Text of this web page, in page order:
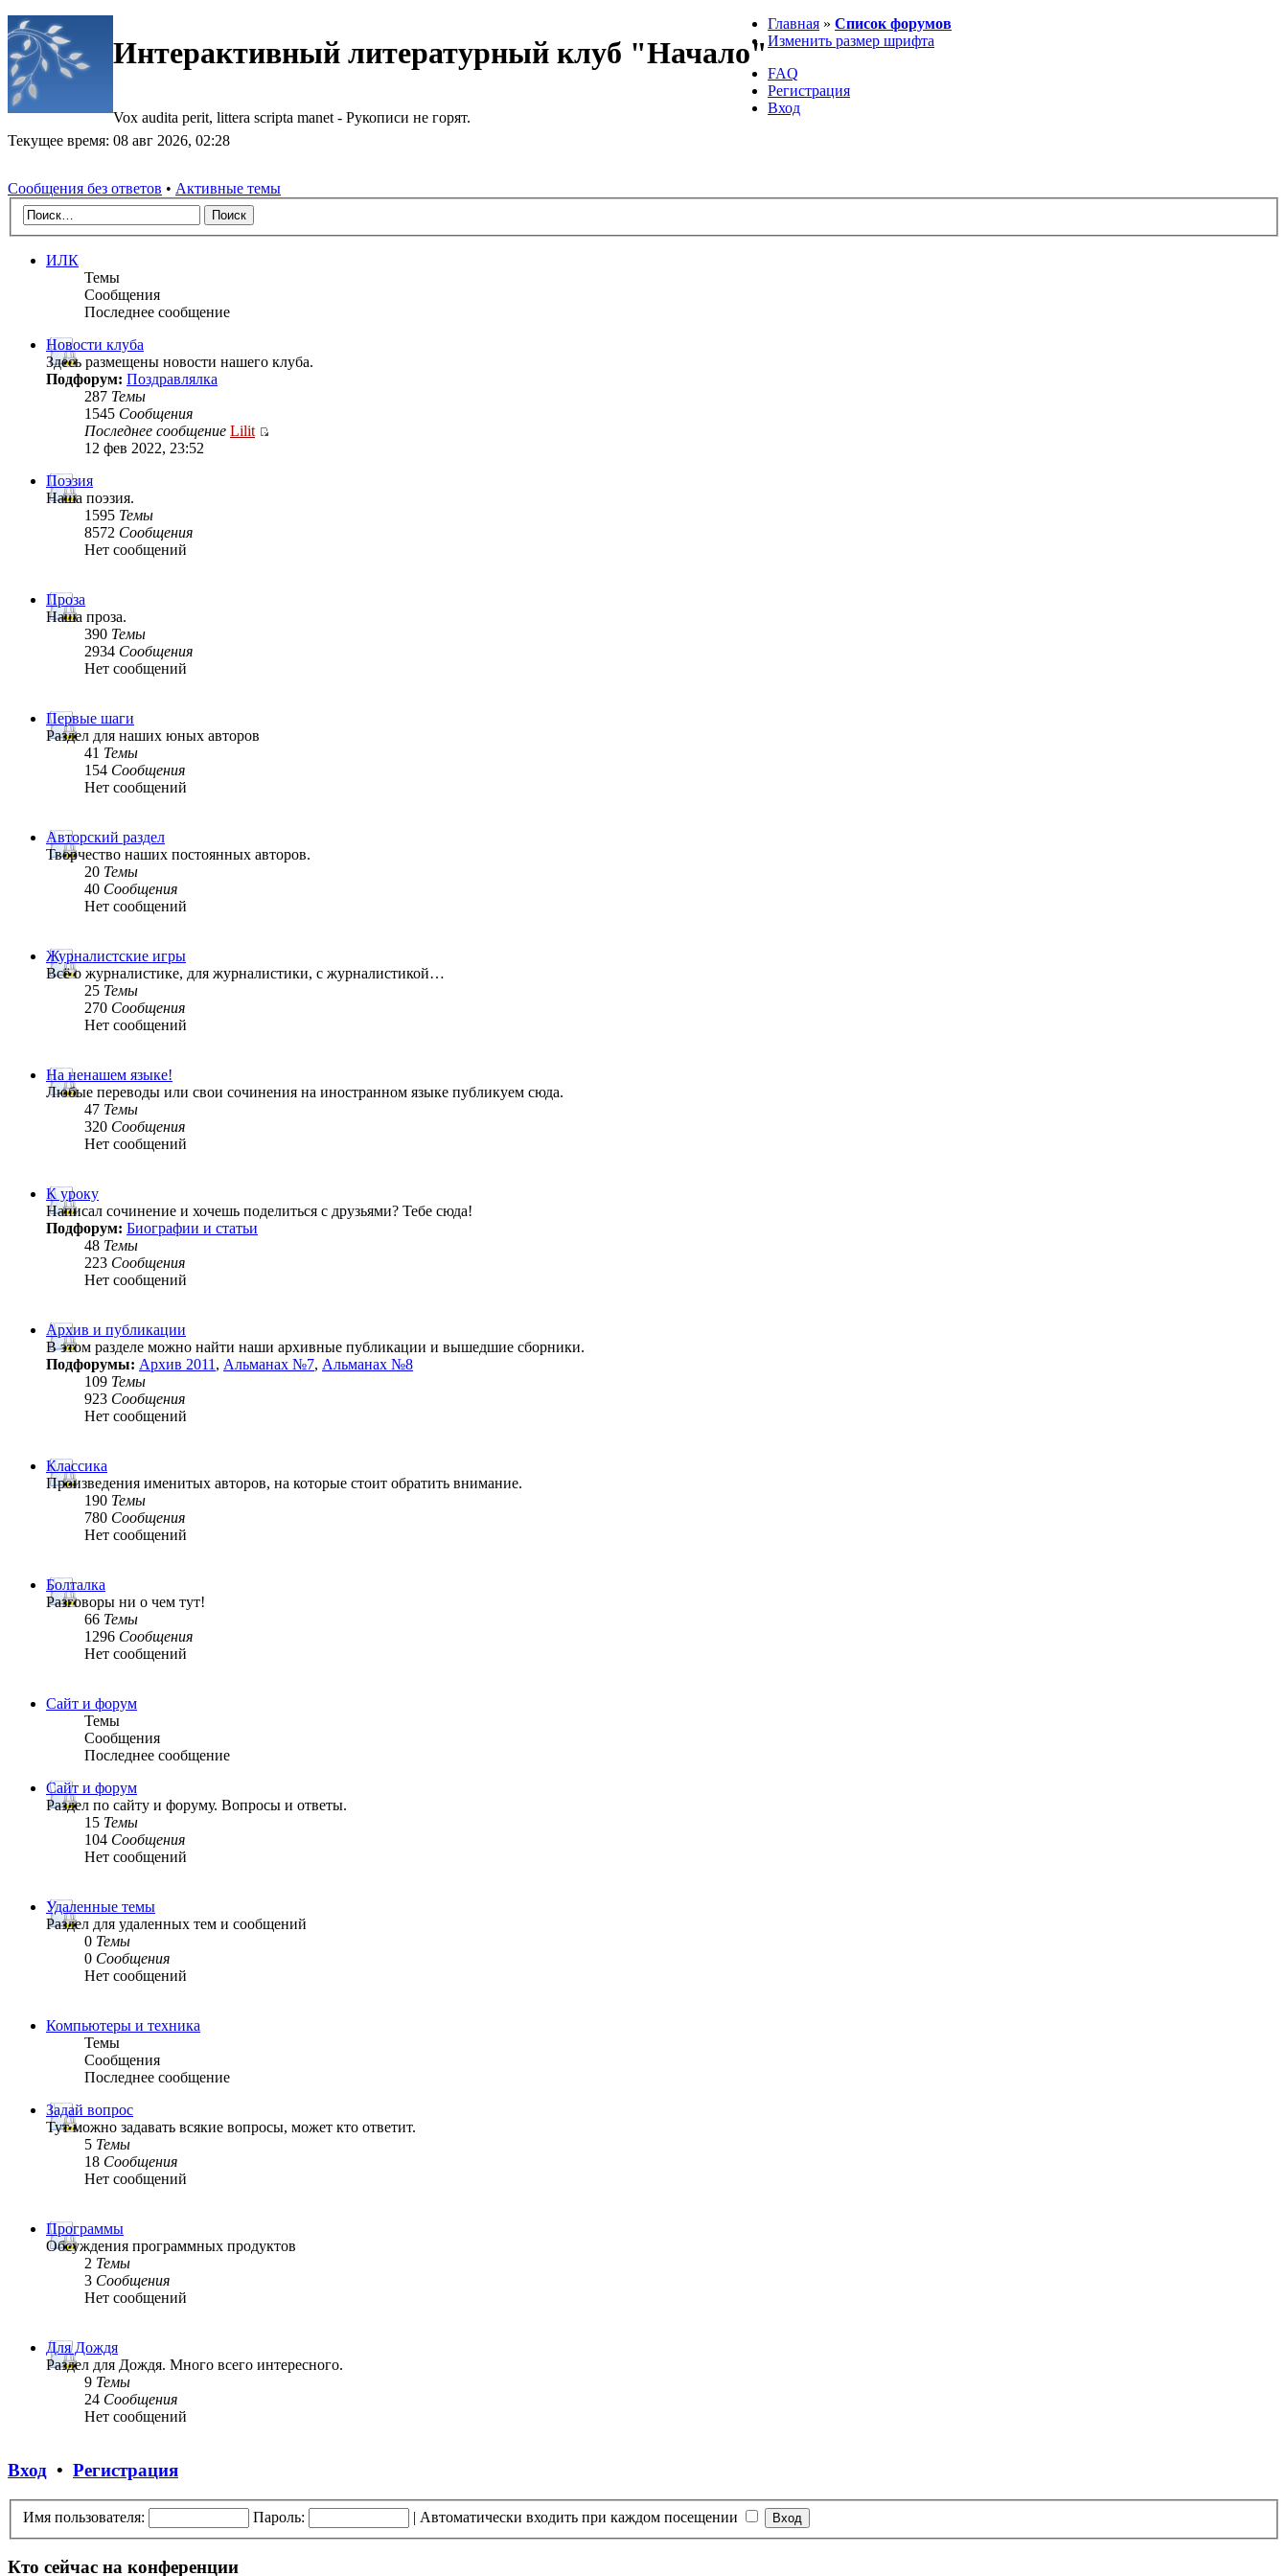
Интерактивный литературный клуб "Начало"
Vox audita perit, littera scripta manet - Рукописи не горят.
Главная » Список форумов
Изменить размер шрифта
FAQ
Регистрация
Вход
Текущее время: 08 авг 2026, 02:28
Сообщения без ответов • Активные темы
ИЛК
Темы
Сообщения
Последнее сообщение
Новости клуба
Здесь размещены новости нашего клуба.
Подфорум: Поздравлялка
287 Темы
1545 Сообщения
Последнее сообщение Lilit
12 фев 2022, 23:52
Поэзия
Наша поэзия.
1595 Темы
8572 Сообщения
Нет сообщений
Проза
Наша проза.
390 Темы
2934 Сообщения
Нет сообщений
Первые шаги
Раздел для наших юных авторов
41 Темы
154 Сообщения
Нет сообщений
Авторский раздел
Творчество наших постоянных авторов.
20 Темы
40 Сообщения
Нет сообщений
Журналистские игры
Всё о журналистике, для журналистики, с журналистикой…
25 Темы
270 Сообщения
Нет сообщений
На ненашем языке!
Любые переводы или свои сочинения на иностранном языке публикуем сюда.
47 Темы
320 Сообщения
Нет сообщений
К уроку
Написал сочинение и хочешь поделиться с друзьями? Тебе сюда!
Подфорум: Биографии и статьи
48 Темы
223 Сообщения
Нет сообщений
Архив и публикации
В этом разделе можно найти наши архивные публикации и вышедшие сборники.
Подфорумы: Архив 2011 , Альманах №7, Альманах №8
109 Темы
923 Сообщения
Нет сообщений
Классика
Произведения именитых авторов, на которые стоит обратить внимание.
190 Темы
780 Сообщения
Нет сообщений
Болталка
Разговоры ни о чем тут!
66 Темы
1296 Сообщения
Нет сообщений
Сайт и форум
Темы
Сообщения
Последнее сообщение
Сайт и форум
Раздел по сайту и форуму. Вопросы и ответы.
15 Темы
104 Сообщения
Нет сообщений
Удаленные темы
Раздел для удаленных тем и сообщений
0 Темы
0 Сообщения
Нет сообщений
Компьютеры и техника
Темы
Сообщения
Последнее сообщение
Задай вопрос
Тут можно задавать всякие вопросы, может кто ответит.
5 Темы
18 Сообщения
Нет сообщений
Программы
Обсуждения программных продуктов
2 Темы
3 Сообщения
Нет сообщений
Для Дождя
Раздел для Дождя. Много всего интересного.
9 Темы
24 Сообщения
Нет сообщений
Вход • Регистрация
Имя пользователя: Пароль: | Автоматически входить при каждом посещении
Кто сейчас на конференции